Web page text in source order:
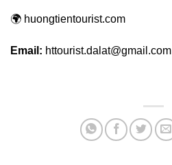
🌍 huongtientourist.com
Email: httourist.dalat@gmail.com